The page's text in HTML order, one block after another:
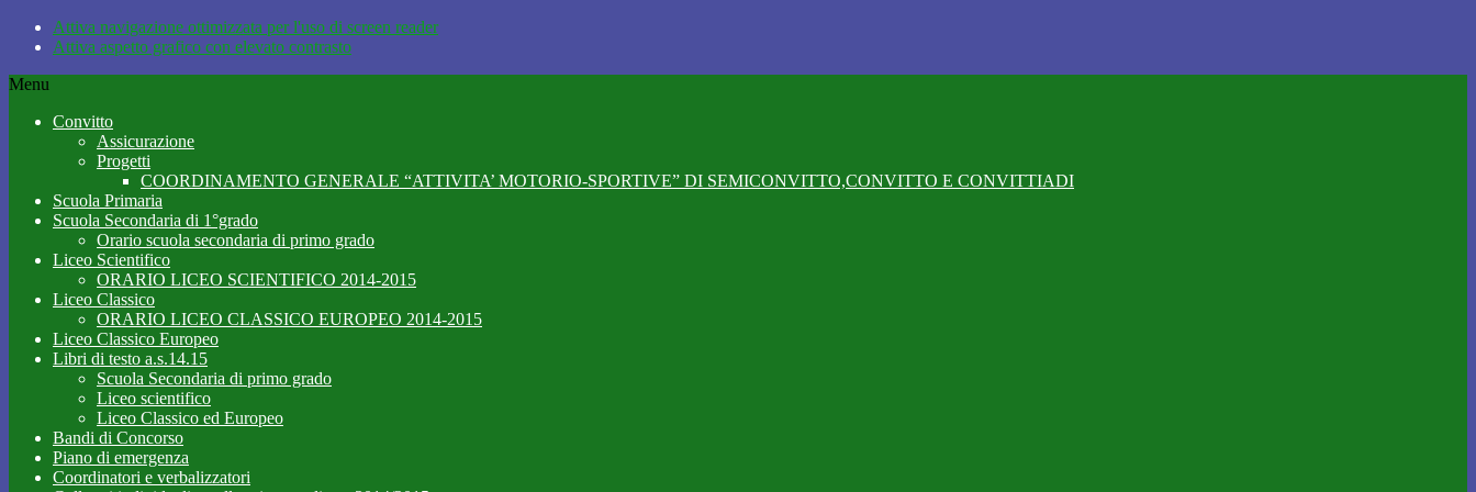
Attiva navigazione ottimizzata per l'uso di screen reader
Attiva aspetto grafico con elevato contrasto
Menu
Convitto
Assicurazione
Progetti
COORDINAMENTO GENERALE “ATTIVITA’ MOTORIO-SPORTIVE” DI SEMICONVITTO,CONVITTO E CONVITTIADI
Scuola Primaria
Scuola Secondaria di 1°grado
Orario scuola secondaria di primo grado
Liceo Scientifico
ORARIO LICEO SCIENTIFICO 2014-2015
Liceo Classico
ORARIO LICEO CLASSICO EUROPEO 2014-2015
Liceo Classico Europeo
Libri di testo a.s.14.15
Scuola Secondaria di primo grado
Liceo scientifico
Liceo Classico ed Europeo
Bandi di Concorso
Piano di emergenza
Coordinatori e verbalizzatori